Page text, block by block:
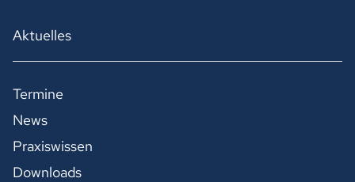
Aktuelles
Termine
News
Praxiswissen
Downloads